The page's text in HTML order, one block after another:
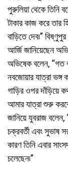
পুরুলিয়া থেকে তিনি
টাকার কাজ করে তার
বাড়িতে দেব৷”
আর্জি জানিয়েছেন
অভিষেক বলেন, “গত
নবজোয়ার যাত্রা
গাড়ির ওপর দাঁড়িয়ে
আমার যাত্রা শুরু
জানিয়ে যুবরাজ
চক্রবর্তী এবং সুভাষ
কারণ তিনি এবার
চলেছেন৷”